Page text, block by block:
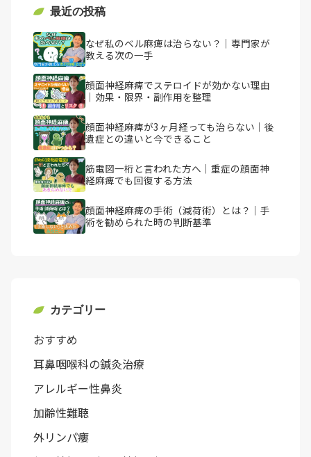
最近の投稿
なぜ私のベル麻痺は治らない？｜専門家が
教える次の一手
顔面神経麻痺でステロイドが効かない理由
｜効果・限界・副作用を整理
顔面神経麻痺が3ヶ月経っても治らない｜後
遺症との違いと今できること
筋電図一桁と言われた方へ｜重症の顔面神
経麻痺でも回復する方法
顔面神経麻痺の手術（減荷術）とは？｜手
術を勧められた時の判断基準
カテゴリー
おすすめ
耳鼻咽喉科の鍼灸治療
アレルギー性鼻炎
加齢性難聴
外リンパ瘻